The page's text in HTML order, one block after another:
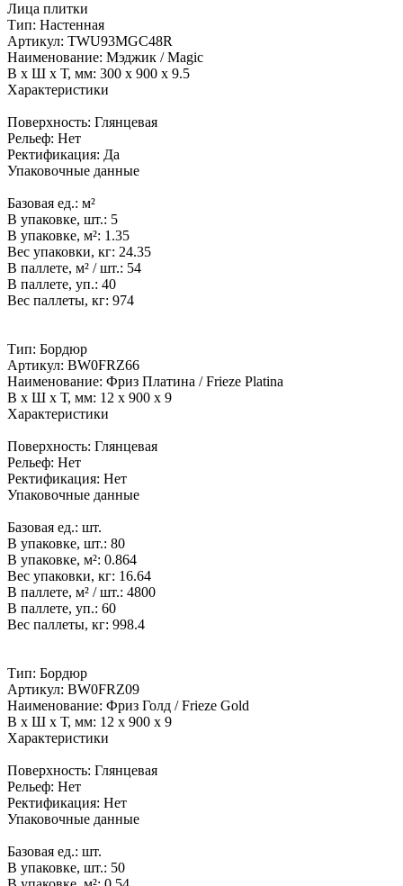
Лица плитки
Тип: Настенная
Артикул: TWU93MGC48R
Наименование: Мэджик / Magic
В x Ш x Т, мм: 300 x 900 x 9.5
Характеристики
Поверхность: Глянцевая
Рельеф: Нет
Ректификация: Да
Упаковочные данные
Базовая ед.: м²
В упаковке, шт.: 5
В упаковке, м²: 1.35
Вес упаковки, кг: 24.35
В паллете, м² / шт.: 54
В паллете, уп.: 40
Вес паллеты, кг: 974
Тип: Бордюр
Артикул: BW0FRZ66
Наименование: Фриз Платина / Frieze Platina
В x Ш x Т, мм: 12 x 900 x 9
Характеристики
Поверхность: Глянцевая
Рельеф: Нет
Ректификация: Нет
Упаковочные данные
Базовая ед.: шт.
В упаковке, шт.: 80
В упаковке, м²: 0.864
Вес упаковки, кг: 16.64
В паллете, м² / шт.: 4800
В паллете, уп.: 60
Вес паллеты, кг: 998.4
Тип: Бордюр
Артикул: BW0FRZ09
Наименование: Фриз Голд / Frieze Gold
В x Ш x Т, мм: 12 x 900 x 9
Характеристики
Поверхность: Глянцевая
Рельеф: Нет
Ректификация: Нет
Упаковочные данные
Базовая ед.: шт.
В упаковке, шт.: 50